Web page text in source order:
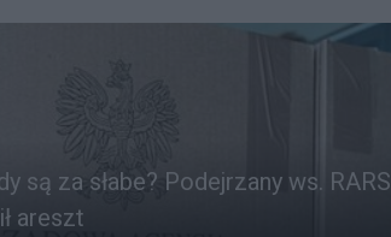
są za słabe? Podejrzany ws. RARS
areszt